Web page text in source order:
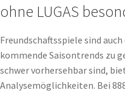
ohne LUGAS
Freundschaftsspiele sind
kommende Saisontrends zu
schwer vorhersehbar sind,
Analysemöglichkeiten. Bei